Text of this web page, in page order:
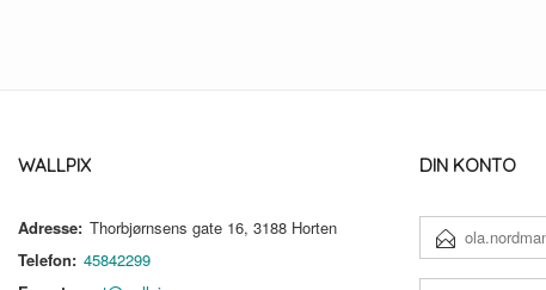
WALLPIX
Adresse: Thorbjørnsens gate 16, 3188 Horten
Telefon: 45842299
DIN KONTO
POSTADRESSE